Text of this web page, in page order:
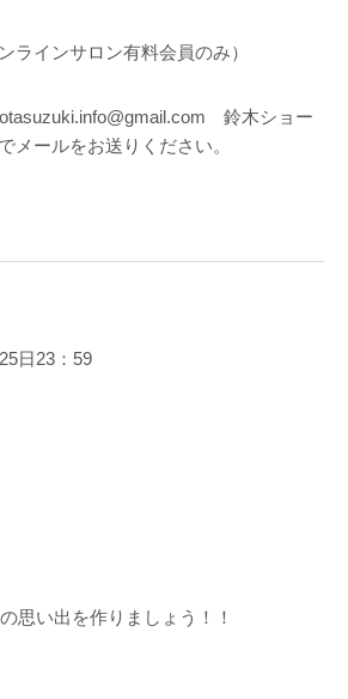
ラインサロン有料会員のみ）
鈴木ショー
ールをお送りください。
日23：59
思い出を作りましょう！！